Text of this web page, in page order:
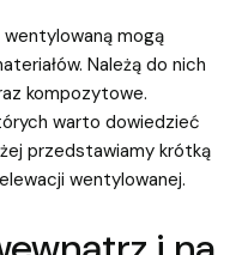
mogą
Należą do nich
kompozytowe.
warto dowiedzieć
przedstawiamy krótką
wentylowanej.